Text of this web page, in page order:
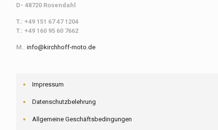
D- 48720 Rosendahl
T.: +49 151 67 47 1204
T.: +49 160 95 60 7662
M.: info@kirchhoff-moto.de
Impressum
Datenschutzbelehrung
Allgemeine Geschäftsbedingungen